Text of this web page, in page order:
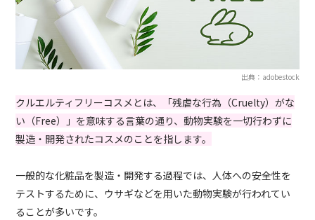
出典：adobestock
クルエルティフリーコスメとは、「残虐な行為（Cruelty）がな
い（Free）」を意味する言葉の通り、動物実験を一切行わずに
製造・開発されたコスメのことを指します。
一般的な化粧品を製造・開発する過程では、人体への安全性を
テストするために、ウサギなどを用いた動物実験が行われてい
ることが多いです。